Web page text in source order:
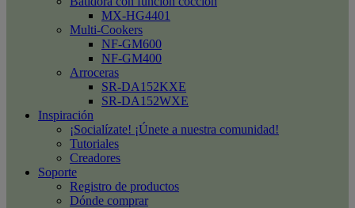
MX-HG4401
Multi-Cookers
NF-GM600
NF-GM400
Arroceras
SR-DA152KXE
SR-DA152WXE
Inspiración
¡Socialízate! ¡Únete a nuestra comunidad!
Tutoriales
Creadores
Soporte
Registro de productos
Dónde comprar